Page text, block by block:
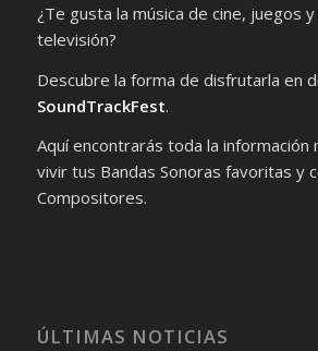
¿Te gusta la música de cine, juegos
televisión?
Descubre la forma de disfrutarla en
SoundTrackFest.
Aquí encontrarás toda la información
vivir tus Bandas Sonoras favoritas y
Compositores.
ÚLTIMAS NOTICIAS